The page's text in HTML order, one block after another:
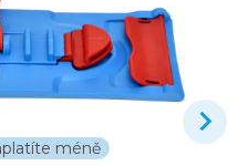
méně